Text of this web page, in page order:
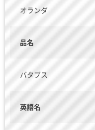
オランダ
品名
バタブス
英語名